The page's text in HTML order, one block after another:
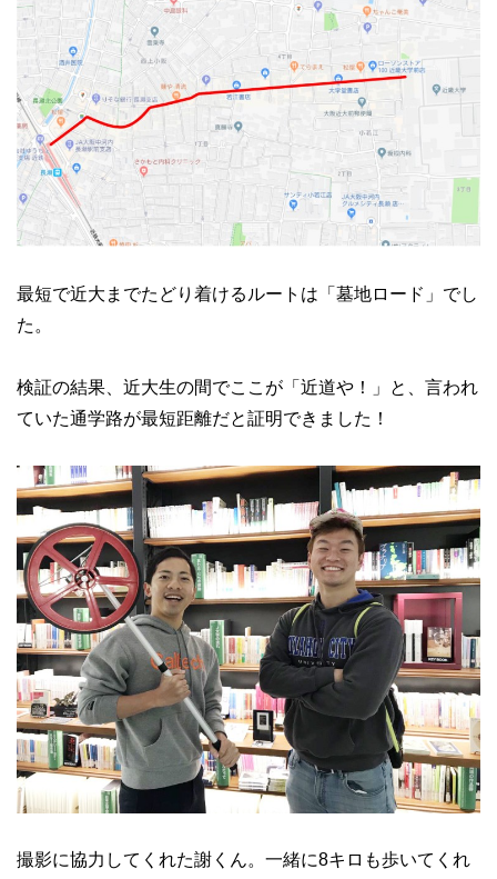
最短で近大までたどり着けるルートは「墓地ロード」でし
た。
検証の結果、近大生の間でここが「近道や！」と、言われ
ていた通学路が最短距離だと証明できました！
撮影に協力してくれた謝くん。一緒に8キロも歩いてくれ